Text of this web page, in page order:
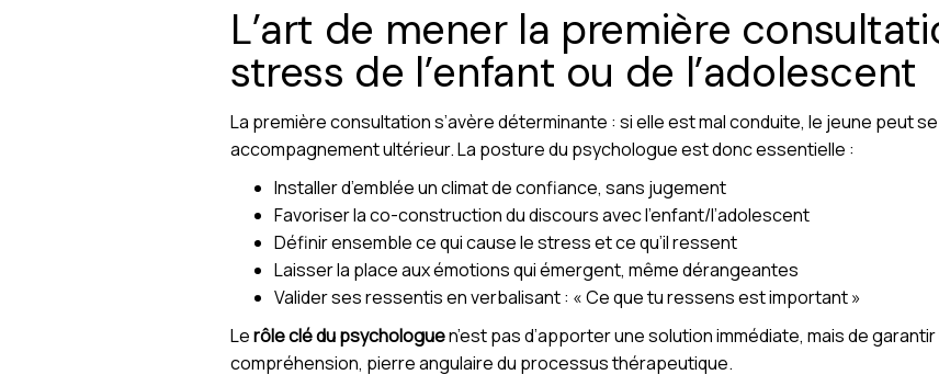
L’art de mener la première
stress de l’enfant ou de l’adolescent
La première consultation s’avère déterminante : si elle est mal conduite, le jeune peut
accompagnement ultérieur. La posture du psychologue est donc essentielle :
Installer d’emblée un climat de confiance, sans jugement
Favoriser la co-construction du discours avec l’enfant/l’adolescent
Définir ensemble ce qui cause le stress et ce qu’il ressent
Laisser la place aux émotions qui émergent, même dérangeantes
Valider ses ressentis en verbalisant : « Ce que tu ressens est important »
Lerôle clé du psychologuen’est pas d’apporter une solution immédiate, mais de
compréhension, pierre angulaire du processus thérapeutique.